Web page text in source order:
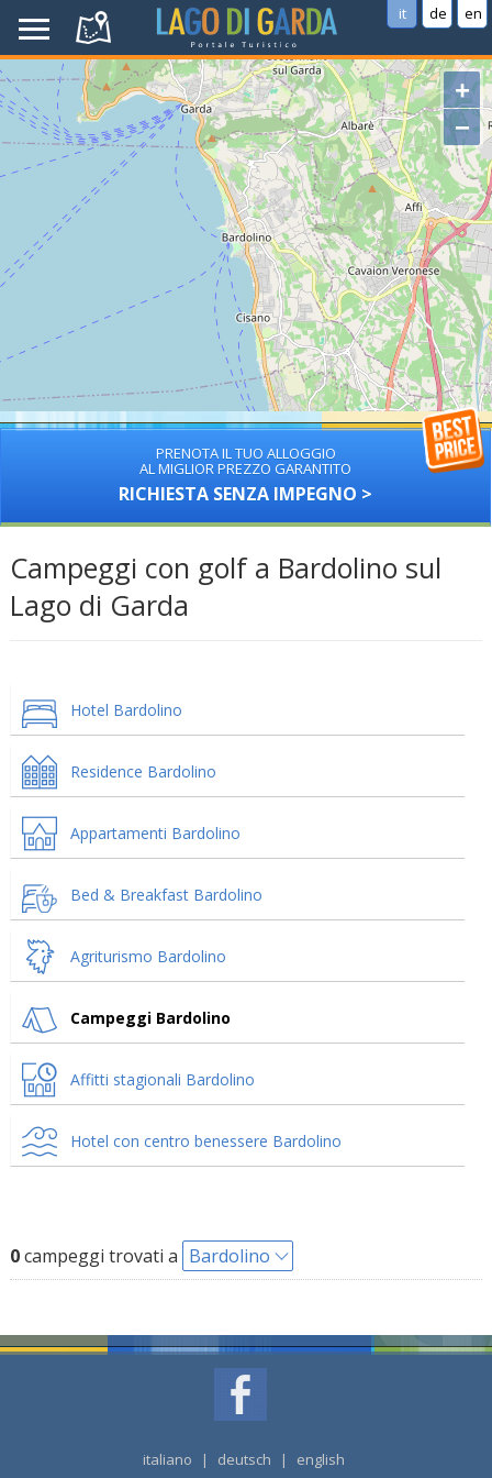
it de en
+
−
PRENOTA IL TUO ALLOGGIO
AL MIGLIOR PREZZO GARANTITO
RICHIESTA SENZA IMPEGNO >
Campeggi con golf a Bardolino sul
Lago di Garda
Hotel Bardolino
Residence Bardolino
Appartamenti Bardolino
Bed & Breakfast Bardolino
Agriturismo Bardolino
Campeggi Bardolino
Affitti stagionali Bardolino
Hotel con centro benessere Bardolino
0campeggi trovati a Bardolino
italiano | deutsch | english